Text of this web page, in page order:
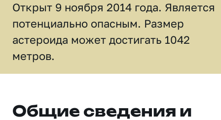
Открыт 9 ноября 2014 года. Является
потенциально опасным. Размер
астероида может достигать 1042
метров.
Общие сведения и